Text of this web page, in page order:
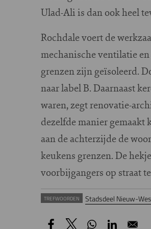
Ulad-Ali is dan ook heel
Rochdale voert de
mechanische ventilatie
grenzen zijn geïsoleerd.
naar label B. Daarnaast
waren, zegt renovatie-
dezelfde manier gemaakt
aan de achterzijde de
keukens grenzen. De
voorbijgangers op straat
TREFWOORDEN Stadsdeel Nieuw-